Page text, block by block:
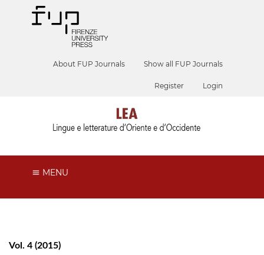
About FUP Journals Show all FUP Journals
Register Login
MENU
Vol. 4 (2015)